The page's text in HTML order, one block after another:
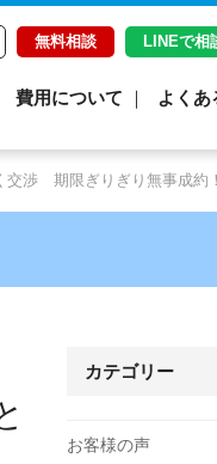
無料相談 LINEで相
費用について よくあ
交渉 期限ぎりぎり無事成約
カテゴリー
お客様の声